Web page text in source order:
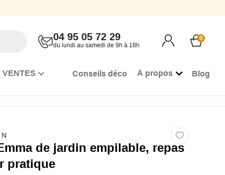
VENTES Conseils déco À propos Blog
04 95 05 72 29
du lundi au samedi de 9h à 18h
0
de jardin empilable, repas
pratique